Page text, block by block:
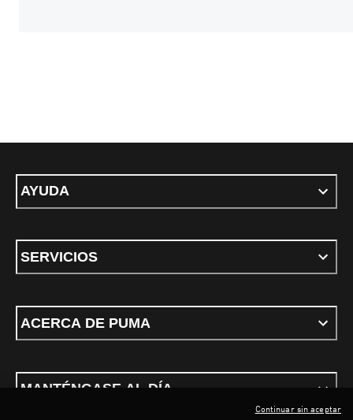
AYUDA
SERVICIOS
ACERCA DE PUMA
MANTÉNGASE AL DÍA
Continuar sin aceptar